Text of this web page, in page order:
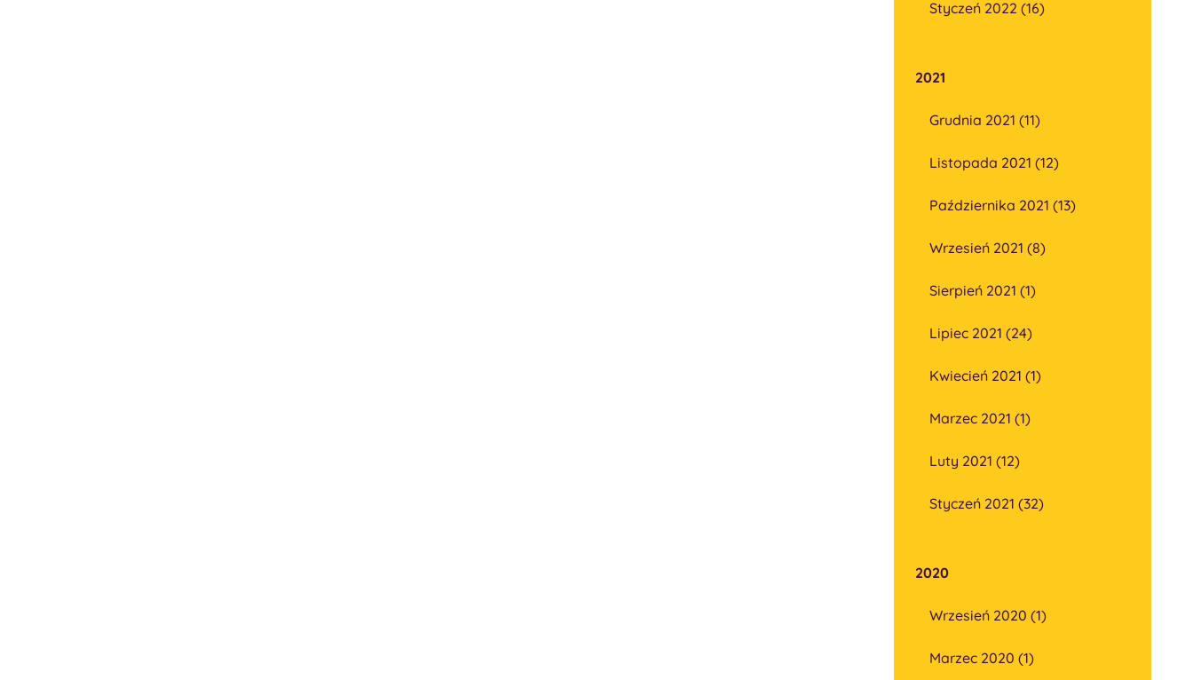
Styczeń 2022 (16)
2021
Grudnia 2021 (11)
Listopada 2021 (12)
Października 2021 (13)
Wrzesień 2021 (8)
Sierpień 2021 (1)
Lipiec 2021 (24)
Kwiecień 2021 (1)
Marzec 2021 (1)
Luty 2021 (12)
Styczeń 2021 (32)
2020
Wrzesień 2020 (1)
Marzec 2020 (1)